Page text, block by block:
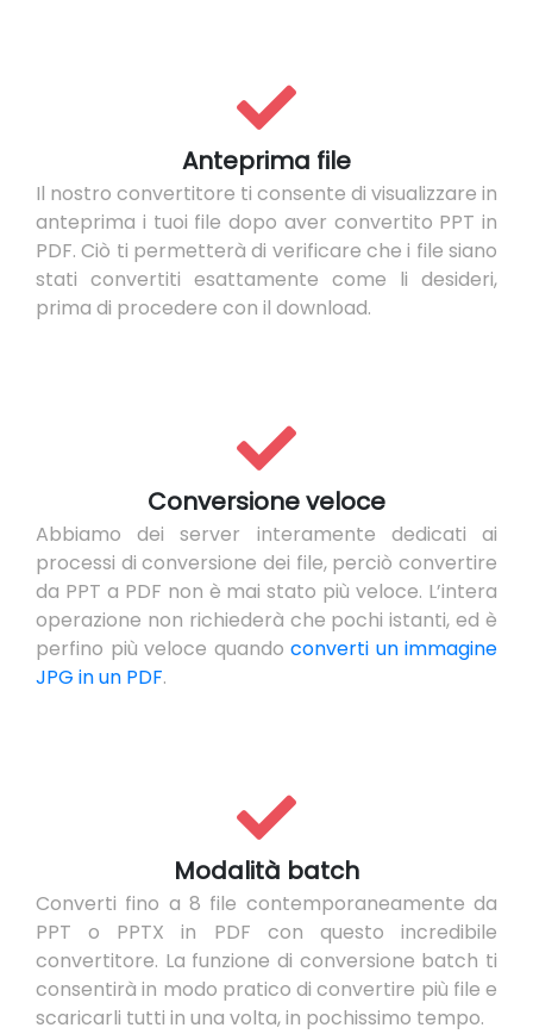
Anteprima file
Il nostro convertitore ti consente di visualizzare in
anteprima i tuoi file dopo aver convertito PPT in
PDF. Ciò ti permetterà di verificare che i file siano
stati convertiti esattamente come li desideri,
prima di procedere con il download.
Conversione veloce
Abbiamo dei server interamente dedicati ai
processi di conversione dei file, perciò convertire
da PPT a PDF non è mai stato più veloce. L’intera
operazione non richiederà che pochi istanti, ed è
perfino più veloce quando converti un immagine
JPG in un PDF.
Modalità batch
Converti fino a 8 file contemporaneamente da
PPT o PPTX in PDF con questo incredibile
convertitore. La funzione di conversione batch ti
consentirà in modo pratico di convertire più file e
scaricarli tutti in una volta, in pochissimo tempo.